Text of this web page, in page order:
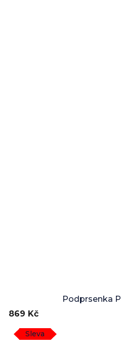
Podprsenka
je
869 Kč
Sleva